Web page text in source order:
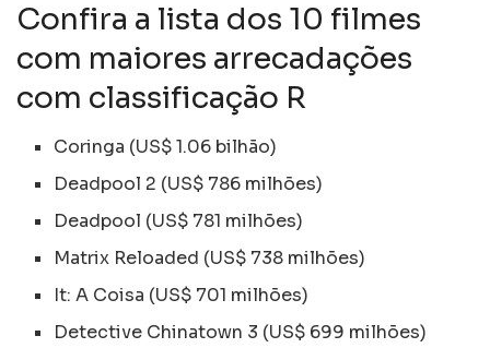
Confira a lista dos 10 filmes
com maiores arrecadações
com classificação R
Coringa (US$ 1.06 bilhão)
Deadpool 2 (US$ 786 milhões)
Deadpool (US$ 781 milhões)
Matrix Reloaded (US$ 738 milhões)
It: A Coisa (US$ 701 milhões)
Detective Chinatown 3 (US$ 699 milhões)